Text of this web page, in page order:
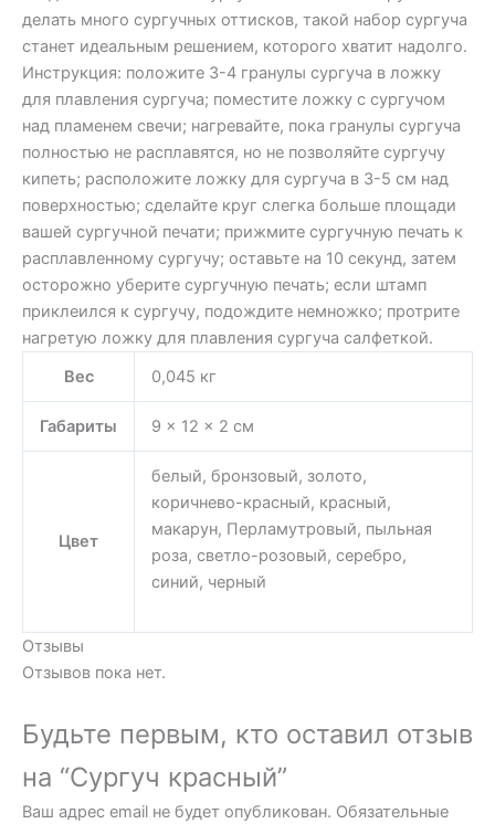
делать много сургучных оттисков, такой набор сургуча
станет идеальным решением, которого хватит надолго.
Инструкция: положите 3-4 гранулы сургуча в ложку
для плавления сургуча; поместите ложку с сургучом
над пламенем свечи; нагревайте, пока гранулы сургуча
полностью не расплавятся, но не позволяйте сургучу
кипеть; расположите ложку для сургуча в 3-5 см над
поверхностью; сделайте круг слегка больше площади
вашей сургучной печати; прижмите сургучную печать к
расплавленному сургучу; оставьте на 10 секунд, затем
осторожно уберите сургучную печать; если штамп
приклеился к сургучу, подождите немножко; протрите
нагретую ложку для плавления сургуча салфеткой.
Вес
0,045 кг
Габариты 9 × 12 × 2 см
Цвет
белый, бронзовый, золото,
коричнево-красный, красный,
макарун, Перламутровый, пыльная
роза, светло-розовый, серебро,
синий, черный
Отзывы
Отзывов пока нет.
Будьте первым, кто оставил отзыв
на “Сургуч красный”
Ваш адрес email не будет опубликован. Обязательные